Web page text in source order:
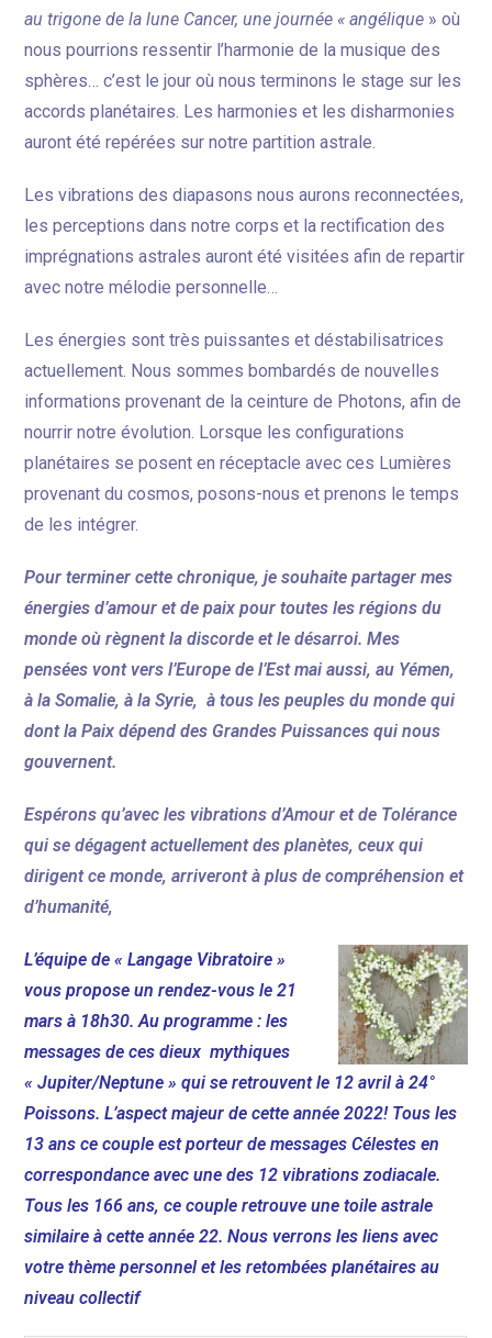
au trigone de la lune Cancer, une journée « angélique » où
nous pourrions ressentir l’harmonie de la musique des
sphères… c’est le jour où nous terminons le stage sur les
accords planétaires. Les harmonies et les disharmonies
auront été repérées sur notre partition astrale.
Les vibrations des diapasons nous aurons reconnectées,
les perceptions dans notre corps et la rectification des
imprégnations astrales auront été visitées afin de repartir
avec notre mélodie personnelle…
Les énergies sont très puissantes et déstabilisatrices
actuellement. Nous sommes bombardés de nouvelles
informations provenant de la ceinture de Photons, afin de
nourrir notre évolution. Lorsque les configurations
planétaires se posent en réceptacle avec ces Lumières
provenant du cosmos, posons-nous et prenons le temps
de les intégrer.
Pour terminer cette chronique, je souhaite partager mes
énergies d’amour et de paix pour toutes les régions du
monde où règnent la discorde et le désarroi. Mes
pensées vont vers l’Europe de l’Est mai aussi, au Yémen,
à la Somalie, à la Syrie, à tous les peuples du monde qui
dont la Paix dépend des Grandes Puissances qui nous
gouvernent.
Espérons qu’avec les vibrations d’Amour et de Tolérance
qui se dégagent actuellement des planètes, ceux qui
dirigent ce monde, arriveront à plus de compréhension et
d’humanité,
L’équipe de « Langage Vibratoire »
vous propose un rendez-vous le 21
mars à 18h30. Au programme : les
messages de ces dieux mythiques
« Jupiter/Neptune » qui se retrouvent le 12 avril à 24°
Poissons. L’aspect majeur de cette année 2022! Tous les
13 ans ce couple est porteur de messages Célestes en
correspondance avec une des 12 vibrations zodiacale.
Tous les 166 ans, ce couple retrouve une toile astrale
similaire à cette année 22. Nous verrons les liens avec
votre thème personnel et les retombées planétaires au
niveau collectif